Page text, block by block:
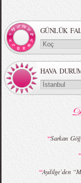
MBFWI - Gülçin Çengel
MBFWI - Giray Sepin 2015
GÜNLÜK
HAVA
“Sarkan
“Aydilge`den